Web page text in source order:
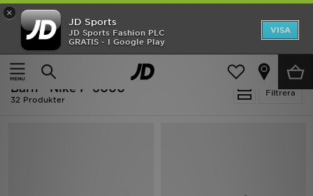
×
JD Sports
JD Sports Fashion PLC
GRATIS - I Google Play
VISA
Ny termin, ny stil Essentials för skolstarten
Hem
Barn
Filtrera
Barn - Nike P-6000
32 Produkter
Hem
Rea
Nyheter